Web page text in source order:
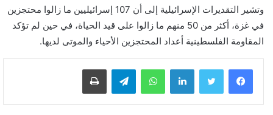
وتشير التقديرات الإسرائيلية إلى أن 107 إسرائيليين ما زالوا محتجزين
في غزة، أكثر من 50 منهم ما زالوا على قيد الحياة، في حين لم تؤكد
المقاومة الفلسطينية أعداد المحتجزين الأحياء والموتى لديها.
لينكدإن واتساب